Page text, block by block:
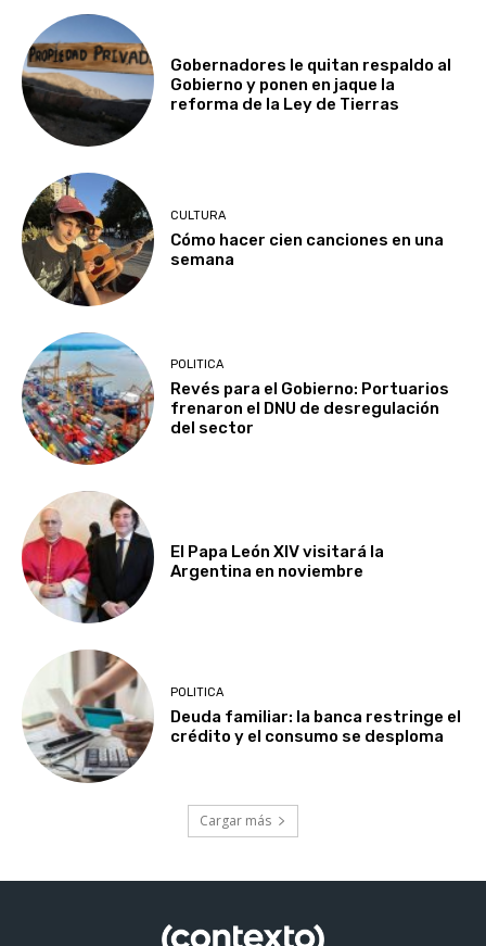
Gobernadores le quitan respaldo al
Gobierno y ponen en jaque la
reforma de la Ley de Tierras
CULTURA
Cómo hacer cien canciones en una
semana
POLITICA
Revés para el Gobierno: Portuarios
frenaron el DNU de desregulación
del sector
El Papa León XIV visitará la
Argentina en noviembre
POLITICA
Deuda familiar: la banca restringe el
crédito y el consumo se desploma
Cargar más